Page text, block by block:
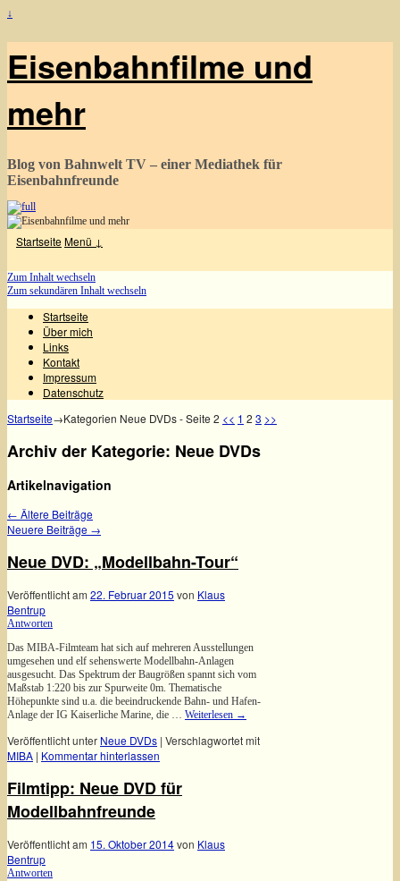
↓
Eisenbahnfilme und
mehr
Blog von Bahnwelt TV – einer Mediathek für
Eisenbahnfreunde
StartseiteMenü ↓
Zum Inhalt wechseln
Zum sekundären Inhalt wechseln
Startseite
Über mich
Links
Kontakt
Impressum
Datenschutz
Startseite→Kategorien Neue DVDs- Seite 2 << 1 2 3 >>
Archiv der Kategorie: Neue DVDs
Artikelnavigation
← Ältere Beiträge
Neuere Beiträge →
Neue DVD: „Modellbahn-Tour“
Veröffentlicht am 22. Februar 2015 von Klaus
Bentrup
Antworten
Das MIBA-Filmteam hat sich auf mehreren Ausstellungen
umgesehen und elf sehenswerte Modellbahn-Anlagen
ausgesucht. Das Spektrum der Baugrößen spannt sich vom
Maßstab 1:220 bis zur Spurweite 0m. Thematische
Höhepunkte sind u.a. die beeindruckende Bahn- und Hafen-
Anlage der IG Kaiserliche Marine, die … Weiterlesen →
Veröffentlicht unter Neue DVDs | Verschlagwortet mit
MIBA | Kommentar hinterlassen
Filmtipp: Neue DVD für
Modellbahnfreunde
Veröffentlicht am 15. Oktober 2014von Klaus
Bentrup
Antworten